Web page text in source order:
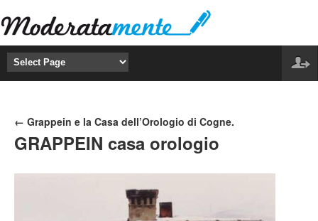
← Grappein e la Casa dell’Orologio di Cogne.
GRAPPEIN casa orologio